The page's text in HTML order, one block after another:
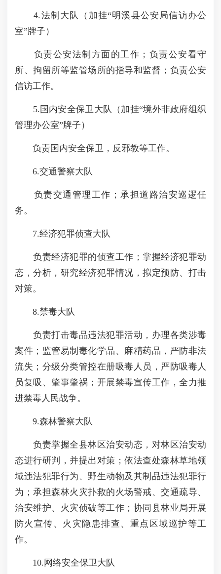
4.法制大队（加挂“明溪县公安局信访办公
室”牌子）
负责公安法制方面的工作；负责公安看守
所、拘留所等监管场所的指导和监督；负责公安
信访工作。
5.国内安全保卫大队（加挂“境外非政府组织
管理办公室”牌子）
负责国内安全保卫，反邪教等工作。
6.交通警察大队
负责交通管理工作；承担道路治安巡逻任
务。
7.经济犯罪侦查大队
负责经济犯罪的侦查工作；掌握经济犯罪动
态，分析，研究经济犯罪情况，拟定预防、打击
对策。
8.禁毒大队
负责打击毒品违法犯罪活动，办理各类涉毒
案件；监管易制毒化学品、麻精药品，严防非法
流失；分级分类管控在册吸毒人员，严防吸毒人
员复吸、肇事肇祸；开展禁毒宣传工作，全力推
进禁毒人民战争。
9.森林警察大队
负责掌握全县林区治安动态，对林区治安动
态进行研判，并提出对策；依法查处森林草地领
域违法犯罪行为、野生动物及其制品违法犯罪行
为；承担森林火灾扑救的火场警戒、交通疏导、
治安维护、火灾侦破等工作；协同县林业局开展
防火宣传、火灾隐患排查、重点区域巡护等工
作。
10.网络安全保卫大队